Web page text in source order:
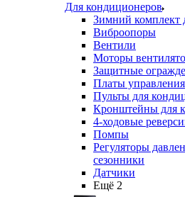
Для кондиционеров
Зимний комплект
Виброопоры
Вентили
Моторы
Защитные
Платы управления
Пульты для
Кронштейны для
4-ходовые
Помпы
Регуляторы
сезонники
Датчики
Ещё 2